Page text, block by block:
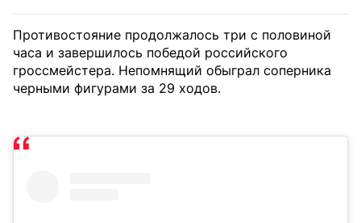
Противостояние продолжалось три с половиной
часа и завершилось победой российского
гроссмейстера. Непомнящий обыграл соперника
черными фигурами за 29 ходов.